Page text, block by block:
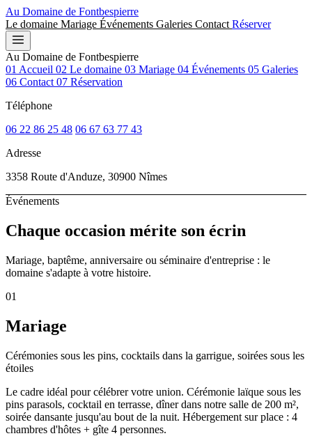
Au Domaine de Fontbespierre
Le domaine Mariage Événements Galeries Contact Réserver
Au Domaine de Fontbespierre
01 Accueil 02 Le domaine 03 Mariage 04 Événements 05 Galeries
06 Contact 07 Réservation
Téléphone
06 22 86 25 48 06 67 63 77 43
Adresse
3358 Route d'Anduze, 30900 Nîmes
Événements
Chaque occasion mérite son écrin
Mariage, baptême, anniversaire ou séminaire d'entreprise : le
domaine s'adapte à votre histoire.
01
Mariage
Cérémonies sous les pins, cocktails dans la garrigue, soirées sous les
étoiles
Le cadre idéal pour célébrer votre union. Cérémonie laïque sous les
pins parasols, cocktail en terrasse, dîner dans notre salle de 200 m²,
soirée dansante jusqu'au bout de la nuit. Hébergement sur place : 4
chambres d'hôtes + gîte 4 personnes.